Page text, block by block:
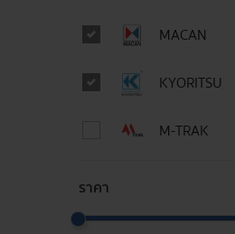
MACAN
KYORITSU
M-TRAK
ราคา